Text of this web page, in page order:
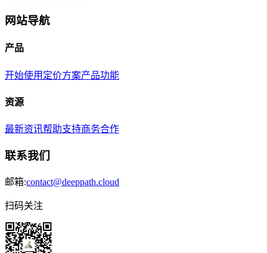
网站导航
产品
开始使用 定价方案产品功能
资源
最新资讯帮助支持商务合作
联系我们
邮箱:contact@deeppath.cloud
扫码关注